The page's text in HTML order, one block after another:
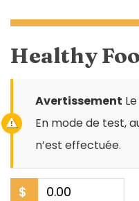
Healthy
Avertissement
En mode de test,
n’est effectuée.
$